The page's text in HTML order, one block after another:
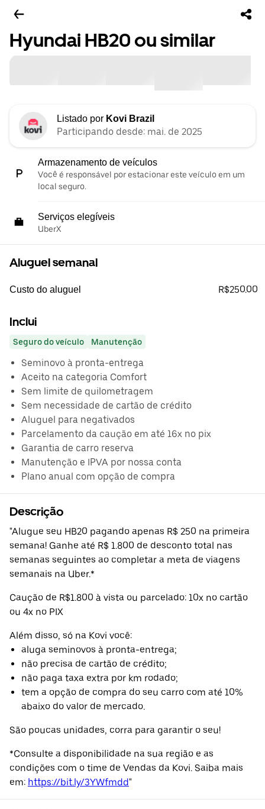
Hyundai HB20 ou similar
Listado por Kovi Brazil
Participando desde: mai. de 2025
Armazenamento de veículos
Você é responsável por estacionar este veículo em um
local seguro.
Serviços elegíveis
UberX
Aluguel semanal
Custo do aluguel R$250.00
Inclui
Seguro do veículo Manutenção
Seminovo à pronta-entrega
Aceito na categoria Comfort
Sem limite de quilometragem
Sem necessidade de cartão de crédito
Aluguel para negativados
Parcelamento da caução em até 16x no pix
Garantia de carro reserva
Manutenção e IPVA por nossa conta
Plano anual com opção de compra
Descrição
"Alugue seu HB20 pagando apenas R$ 250 na primeira
semana! Ganhe até R$ 1.800 de desconto total nas
semanas seguintes ao completar a meta de viagens
semanais na Uber.*
Caução de R$1.800 à vista ou parcelado: 10x no cartão
ou 4x no PIX
Além disso, só na Kovi você:
aluga seminovos à pronta-entrega;
não precisa de cartão de crédito;
não paga taxa extra por km rodado;
tem a opção de compra do seu carro com até 10%
abaixo do valor de mercado.
São poucas unidades, corra para garantir o seu!
*Consulte a disponibilidade na sua região e as
condições com o time de Vendas da Kovi. Saiba mais
em: https://bit.ly/3YWfmdd"